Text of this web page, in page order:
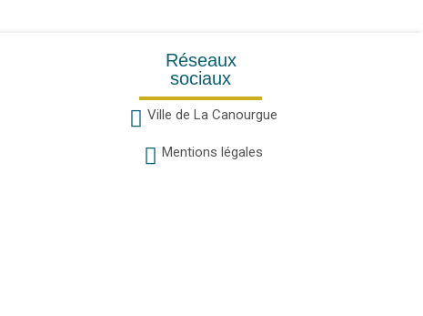
Réseaux
sociaux
Ville de La Canourgue
Mentions légales